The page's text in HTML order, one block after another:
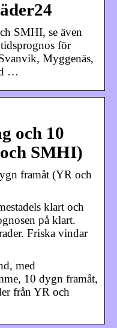
SMHI, se även
för
Myggenäs,
…
och 10
SMHI)
framåt (YR och
klart och
på klart.
Friska vindar
med
10 dygn framåt,
från YR och